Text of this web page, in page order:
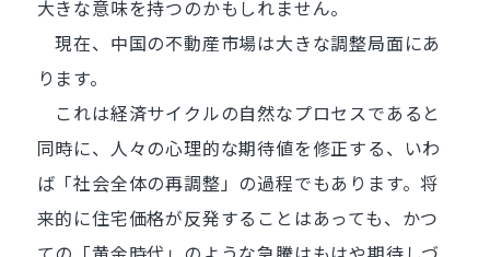
大きな意味を持つのかもしれません。
現在、中国の不動産市場は大きな調整局面にあ
ります。
これは経済サイクルの自然なプロセスであると
同時に、人々の心理的な期待値を修正する、いわ
ば「社会全体の再調整」の過程でもあります。将
来的に住宅価格が反発することはあっても、かつ